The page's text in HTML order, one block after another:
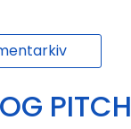
PITCH